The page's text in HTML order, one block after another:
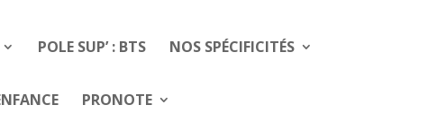
POLE SUP’ : BTS NOS SPÉCIFICITÉS
PRONOTE